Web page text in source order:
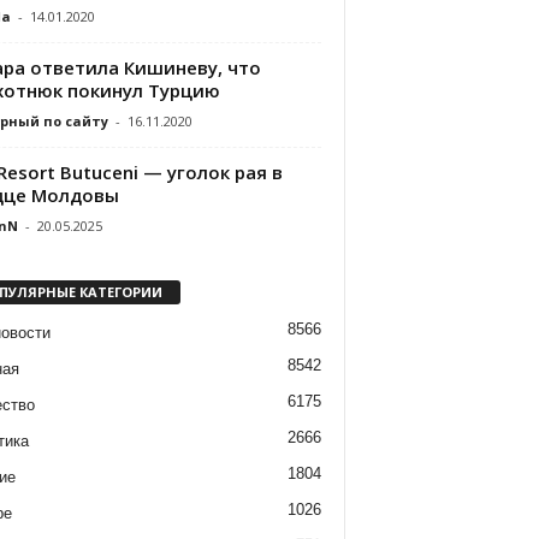
- 14.01.2020
ответила Кишиневу, что
покинул Турцию
по сайту - 16.11.2020
Butuceni — уголок рая в
Молдовы
- 20.05.2025
КАТЕГОРИИ
8566
8542
6175
2666
1804
1026